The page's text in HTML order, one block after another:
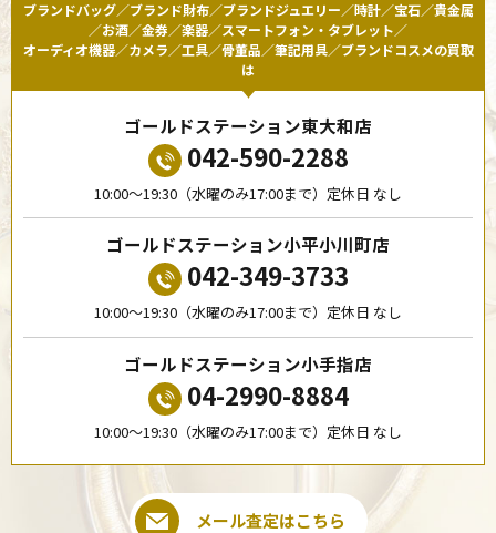
ブランドバッグ／ブランド財布／ブランドジュエリー／時計／宝石／貴金属
／お酒／金券／楽器／スマートフォン・タブレット／
オーディオ機器／カメラ／工具／骨董品／筆記用具／ブランドコスメの買取
は
ゴールドステーション東大和店
042-590-2288
10:00〜19:30（水曜のみ17:00まで）定休日 なし
ゴールドステーション小平小川町店
042-349-3733
10:00〜19:30（水曜のみ17:00まで）定休日 なし
ゴールドステーション小手指店
04-2990-8884
10:00〜19:30（水曜のみ17:00まで）定休日 なし
メール査定はこちら